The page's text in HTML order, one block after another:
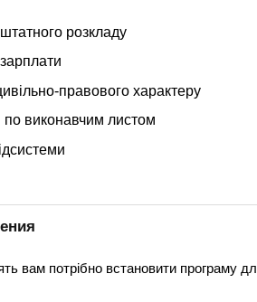
штатного розкладу
зарплати
правового характеру
виконавчим листом
вам потрібно встановити програму